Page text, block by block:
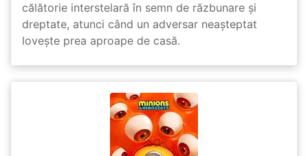
călătorie interstelară în semn de răzbunare și
dreptate, atunci când un adversar neașteptat
lovește prea aproape de casă.